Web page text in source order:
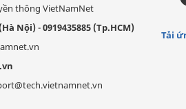
thông VietNamNet
Nội)-0919435885 (Tp.HCM)
Tải